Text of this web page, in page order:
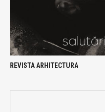
REVISTA ARHITECTURA